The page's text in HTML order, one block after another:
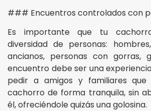
### Encuentros controlados con
Es importante que tu
diversidad de personas:
ancianos, personas con gorras,
encuentro debe ser una
pedir a amigos y familiares
cachorro de forma tranquila, sin
él, ofreciéndole quizás una golosina.